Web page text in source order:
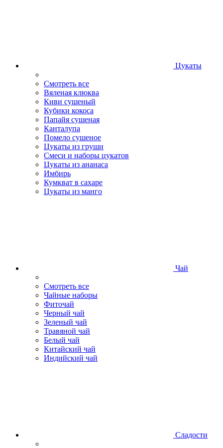
Цукаты
Смотреть все
Вяленая клюква
Киви сушеный
Кубики кокоса
Папайя сушеная
Канталупа
Помело сушеное
Цукаты из груши
Смеси и наборы цукатов
Цукаты из ананаса
Имбирь
Кумкват в сахаре
Цукаты из манго
Чай
Смотреть все
Чайные наборы
Фиточай
Черный чай
Зеленый чай
Травяной чай
Белый чай
Китайский чай
Индийский чай
Сладости